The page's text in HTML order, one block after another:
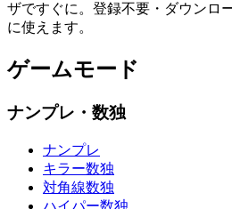
ザですぐに。登録不要・ダウンロ
に使えます。
ゲームモード
ナンプレ・数独
ナンプレ
キラー数独
対角線数独
ハイパー数独